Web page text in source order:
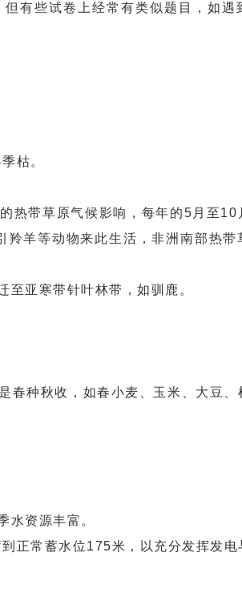
有些试卷上经常有类似题目，如遇
枯。
热带草原气候影响，每年的5月至10
羊等动物来此生活，非洲南部热带
亚寒带针叶林带，如驯鹿。
种秋收，如春小麦、玉米、大豆、
水资源丰富。
正常蓄水位175米，以充分发挥发电